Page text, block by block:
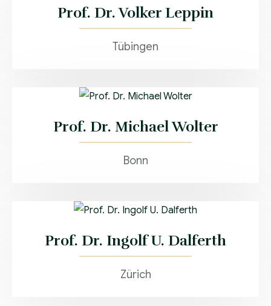
Prof. Dr. Volker Leppin
Tübingen
Prof. Dr. Michael Wolter
Bonn
Prof. Dr. Ingolf U. Dalferth
Zürich